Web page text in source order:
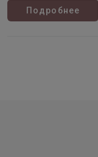
Подробнее